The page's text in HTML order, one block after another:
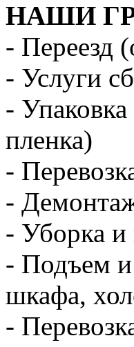
НАШИ
- Переезд
- Услуги
-
пленка)
-
-
- Уборка и
- Подъем и
шкафа,
-